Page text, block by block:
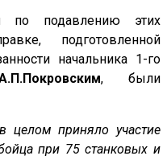
по подавлению этих
подготовленной
начальника 1-го
, были
целом приняло участие
при 75 станковых и